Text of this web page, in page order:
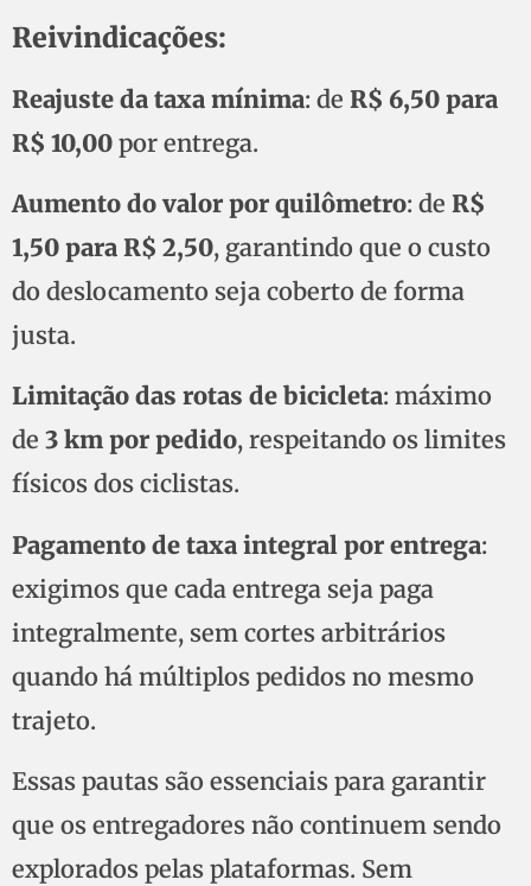
Reivindicações:
Reajuste da taxa mínima: de R$ 6,50 para
R$ 10,00 por entrega.
Aumento do valor por quilômetro: de R$
1,50 para R$ 2,50, garantindo que o custo
do deslocamento seja coberto de forma
justa.
Limitação das rotas de bicicleta: máximo
de 3 km por pedido, respeitando os limites
físicos dos ciclistas.
Pagamento de taxa integral por entrega:
exigimos que cada entrega seja paga
integralmente, sem cortes arbitrários
quando há múltiplos pedidos no mesmo
trajeto.
Essas pautas são essenciais para garantir
que os entregadores não continuem sendo
explorados pelas plataformas. Sem